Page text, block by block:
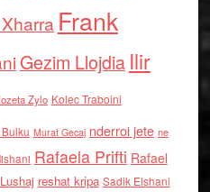
Frank
Gezim Llojdia Ilir
Zylo Kolec Traboini
Murat Gecaj nderroi jete ne
Rafaela Prifti Rafael
reshat kripa Sadik Elshani